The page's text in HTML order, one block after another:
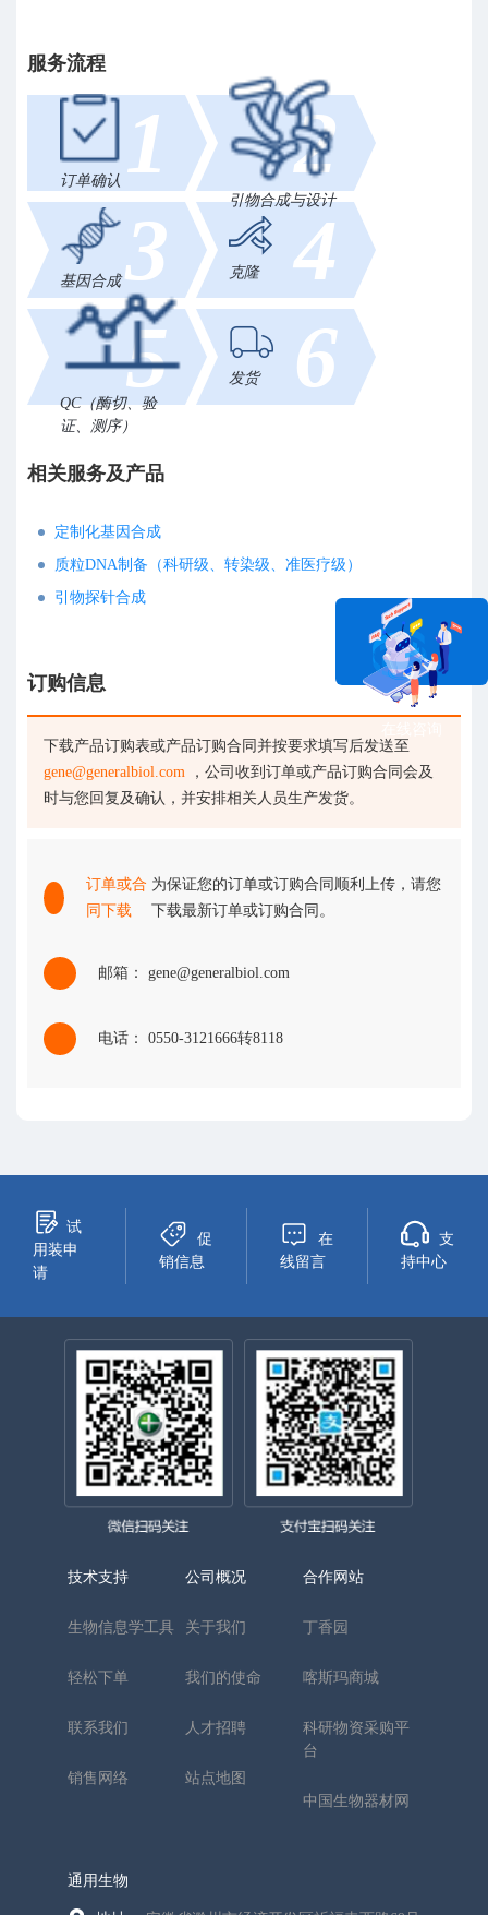
服务流程
订单确认 1
引物合成与设计
2
基因合成 3 克隆 4
QC（酶切、验
证、测序）
5 发货 6
相关服务及产品
定制化基因合成
质粒DNA制备（科研级、转染级、准医疗级）
引物探针合成
订购信息
下载产品订购表或产品订购合同并按要求填写后发送至
gene@generalbiol.com ，公司收到订单或产品订购合同会及
时与您回复及确认，并安排相关人员生产发货。
订单或合
同下载
为保证您的订单或订购合同顺利上传，请您
下载最新订单或订购合同。
邮箱： gene@generalbiol.com
电话： 0550-3121666转8118
试
用装申
请
促
销信息
在
线留言
支
持中心
技术支持
生物信息学工具
轻松下单
联系我们
销售网络
公司概况
关于我们
我们的使命
人才招聘
站点地图
合作网站
丁香园
喀斯玛商城
科研物资采购平
台
中国生物器材网
通用生物